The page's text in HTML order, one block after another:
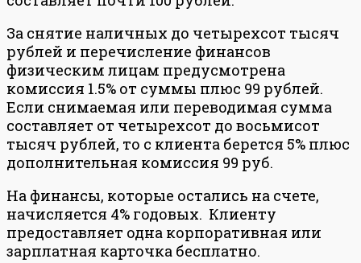
За снятие наличных до четырехсот тысяч
рублей и перечисление финансов
физическим лицам предусмотрена
комиссия 1.5% от суммы плюс 99 рублей.
Если снимаемая или переводимая сумма
составляет от четырехсот до восьмисот
тысяч рублей, то с клиента берется 5% плюс
дополнительная комиссия 99 руб.
На финансы, которые остались на счете,
начисляется 4% годовых. Клиенту
предоставляет одна корпоративная или
зарплатная карточка бесплатно.